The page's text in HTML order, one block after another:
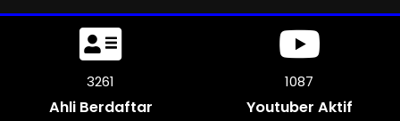
3594
Ahli Berdaftar
1198
Youtuber Aktif